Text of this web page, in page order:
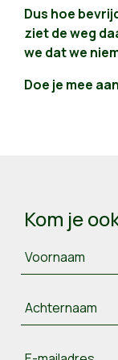
Dus hoe
ziet de weg
we dat we
Doe je mee
Kom je
Voornaam
Achternaam